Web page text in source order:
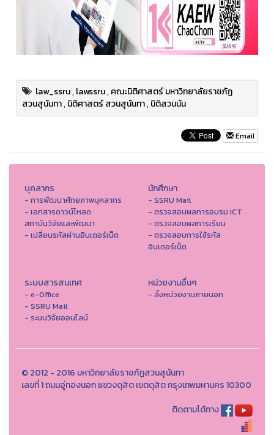
law_ssru,lawssru,คณะนิติศาสตร์ มหาวิทยาลัยราชภัฏ
สวนสุนันทา,นิติศาสตร์ สวนสุนันทา,นิติสวนนัน
Email
บุคลากร
- การพัฒนาศักยภาพบุคลากร
- เอกสารดาวน์โหลด
สถาบันวิจัยและพัฒนา
- เปลี่ยนรหัสผ่านอินเตอร์เน็ต
นักศึกษา
- SSRU Mail
- ตรวจสอบผลการอบรม ICT
- ตรวจสอบผลการเรียน
- ตรวจสอบการใช้รหัส
อินเตอร์เน็ต
ระบบสารสนเทศ
- e-Office
- SSRU Mail
- ระบบวิจัยออนไลน์
หน่วยงานอื่นๆ
- ลิ้งหน่วยงานภายนอก
© 2012 - 2016 มหาวิทยาลัยราชภัฏสวนสุนันทา
เลขที่ 1 ถนนอู่ทองนอก แขวงดุสิต เขตดุสิต กรุงเทพมหานคร 10300
ติดตามได้ทาง